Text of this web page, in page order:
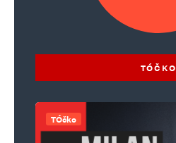
TÓČKO
TÓčko